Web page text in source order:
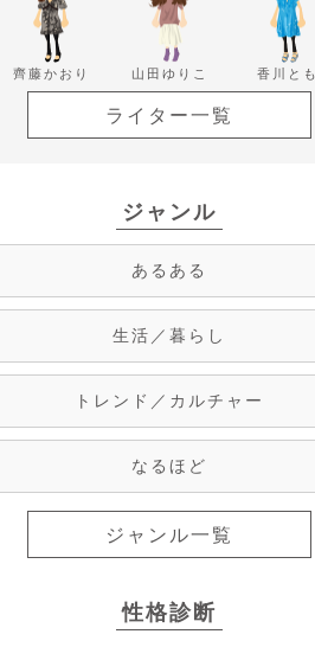
齊藤かおり 山田ゆりこ 香川とも
ライター一覧
ジャンル
あるある
生活／暮らし
トレンド／カルチャー
なるほど
ジャンル一覧
性格診断